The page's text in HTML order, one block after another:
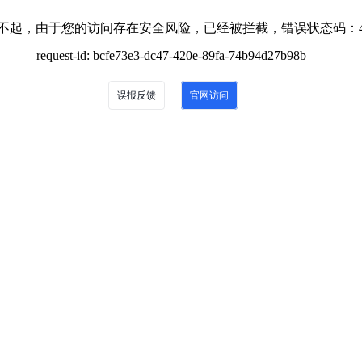
起，由于您的访问存在安全风险，已经被拦截，错误状态码：
request-id: bcfe73e3-dc47-420e-89fa-74b94d27b98b
误报反馈 官网访问